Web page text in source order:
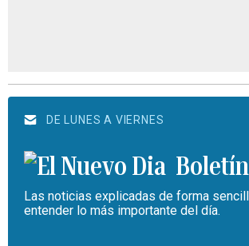
DE LUNES A VIERNES
Las noticias explicadas de forma
entender lo más importante del día.